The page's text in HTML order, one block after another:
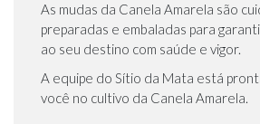
As mudas da Canela Amarela são
preparadas e embaladas para
ao seu destino com saúde e vigor.
A equipe do Sítio da Mata está
você no cultivo da Canela Amarela.